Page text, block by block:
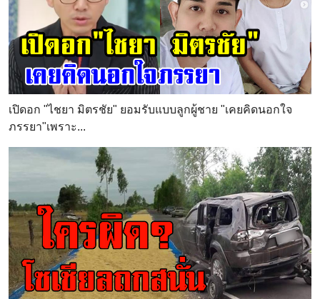
เปิดอก "ไชยา มิตรชัย" ยอมรับแบบลูกผู้ชาย "เคยคิดนอกใจ
ภรรยา"เพราะ...